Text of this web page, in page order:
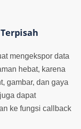
mengekspor data
hebat, karena
gambar, dan gaya
dapat
ke fungsi callback